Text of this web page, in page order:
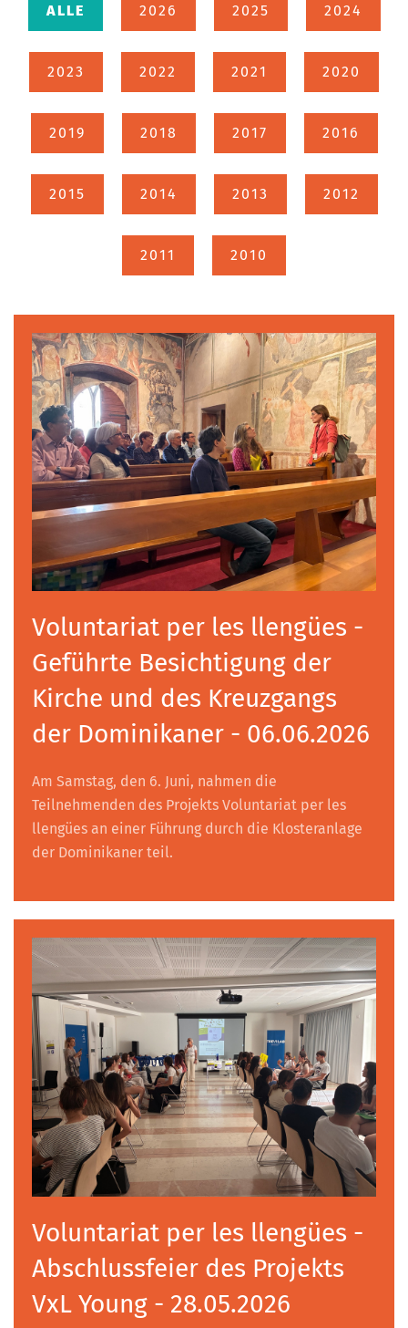
ALLE 2026 2025 2024
2023 2022 2021 2020
2019 2018 2017 2016
2015 2014 2013 2012
2011 2010
Voluntariat per les llengües -
Geführte Besichtigung der
Kirche und des Kreuzgangs
der Dominikaner - 06.06.2026
Am Samstag, den 6. Juni, nahmen die
Teilnehmenden des Projekts Voluntariat per les
llengües an einer Führung durch die Klosteranlage
der Dominikaner teil.
Voluntariat per les llengües -
Abschlussfeier des Projekts
VxL Young - 28.05.2026